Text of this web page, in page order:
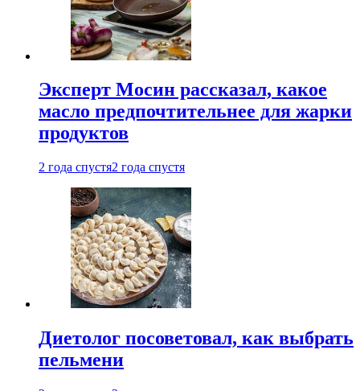
Эксперт Мосин рассказал, какое
масло предпочтительнее для жарки
продуктов
2 года спустя2 года спустя
Диетолог посоветовал, как выбрать
пельмени